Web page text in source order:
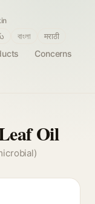
Concerns
বাংলা मराठी
Oil